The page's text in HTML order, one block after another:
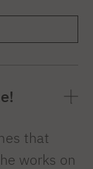
that
works on